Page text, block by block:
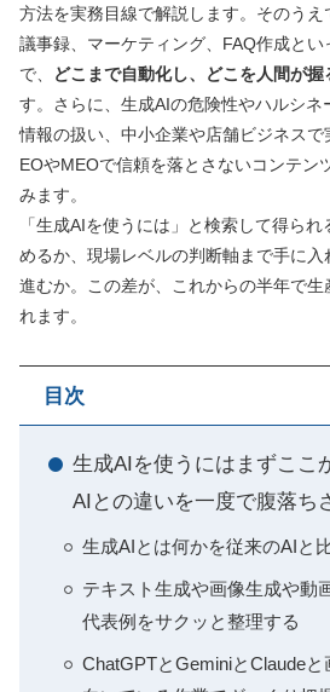
方法を実務目線で解説します。そのうえ
議事録、マーケティング、FAQ作成と
で、
どこまで自動化し、どこを人間が握
す。さらに、生成AIの危険性やハルシ
情報の扱い、中小企業や店舗ビジネス
EOやMEOで信頼を落とさないコンテン
みます。
「生成AIを使うには」と検索して得ら
めるか、現場レベルの判断軸まで手に
進むか。この差が、これからの半年で
れます。
目次
生成AIを使うにはまずここ
AIとの違いを一度で腹落ち
生成AIとは何かを従来のAIと
テキスト生成や画像生成や動
代表例をサクッと整理する
ChatGPTとGeminiとClaude